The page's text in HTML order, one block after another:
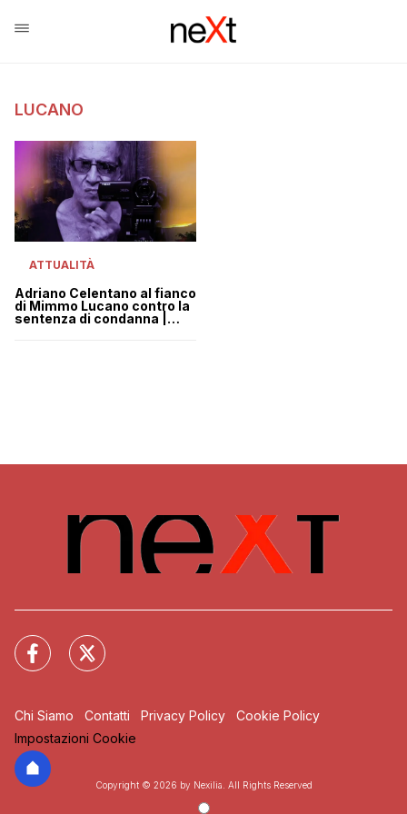
LUCANO
ATTUALITÀ
Adriano Celentano al fianco
di Mimmo Lucano contro la
sentenza di condanna |
Chi Siamo Contatti Privacy Policy
Cookie Policy
Impostazioni Cookie
Copyright © 2026 by Nexilia. All Rights Reserved